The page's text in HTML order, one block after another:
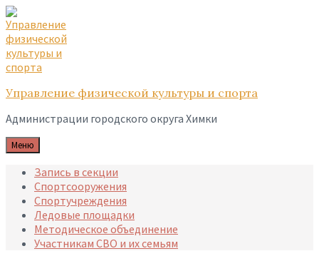
Skip
to
content
Skip
to
main
navigation
Skip
to
footer
Управление физической культуры и спорта
Администрации городского округа Химки
Меню
Запись в секции
Спортсооружения
Спортучреждения
Ледовые площадки
Методическое объединение
Участникам СВО и их семьям